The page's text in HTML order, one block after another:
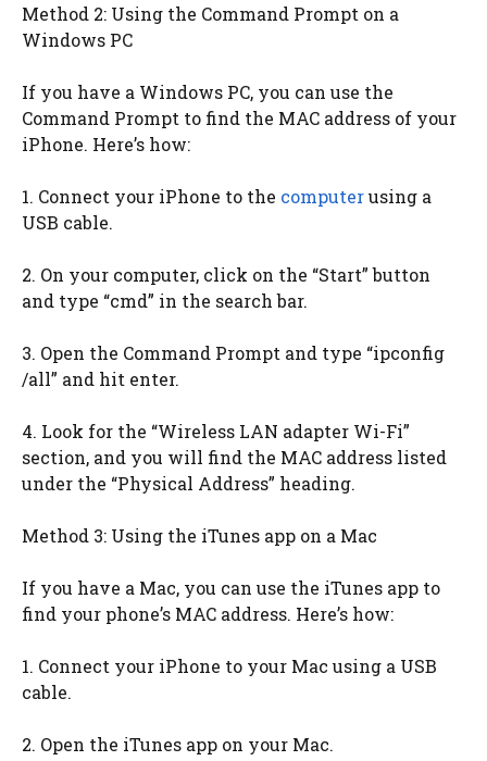
Method 2: Using the Command Prompt on a
Windows PC
If you have a Windows PC, you can use the
Command Prompt to find the MAC address of your
iPhone. Here’s how:
1. Connect your iPhone to the computerusing a
USB cable.
2. On your computer, click on the “Start” button
and type “cmd” in the search bar.
3. Open the Command Prompt and type “ipconfig
/all” and hit enter.
4. Look for the “Wireless LAN adapter Wi-Fi”
section, and you will find the MAC address listed
under the “Physical Address” heading.
Method 3: Using the iTunes app on a Mac
If you have a Mac, you can use the iTunes app to
find your phone’s MAC address. Here’s how:
1. Connect your iPhone to your Mac using a USB
cable.
2. Open the iTunes app on your Mac.